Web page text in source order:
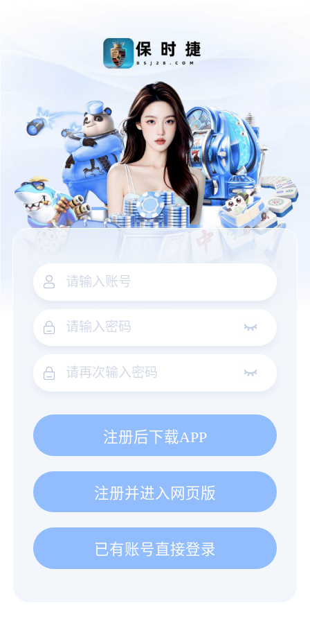
注册后下载APP
注册并进入网页版
已有账号直接登录